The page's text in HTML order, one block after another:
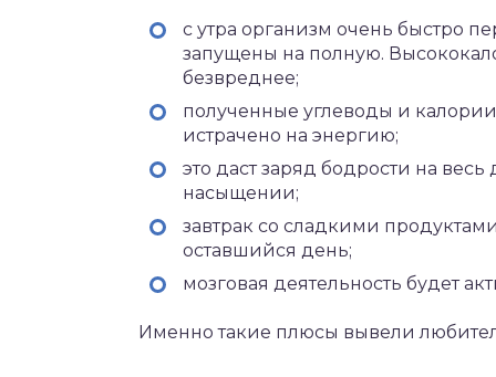
с утра организм очень быстро
запущены на полную.
безвреднее;
полученные углеводы и калории
истрачено на энергию;
это даст заряд бодрости на
насыщении;
завтрак со сладкими
оставшийся день;
мозговая деятельность будет
Именно такие плюсы вывели